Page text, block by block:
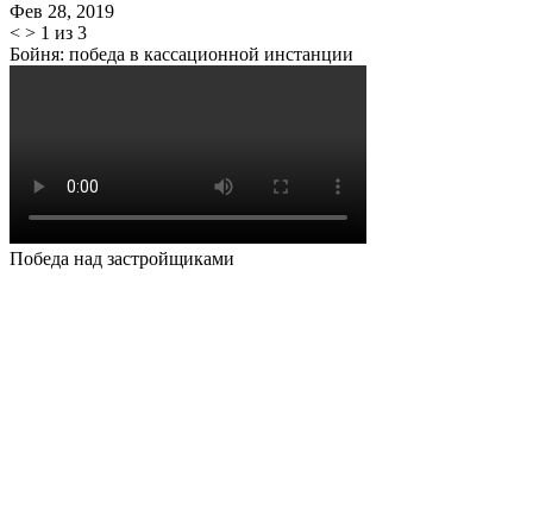
Фев 28, 2019
< > 1 из 3
Бойня: победа в кассационной инстанции
Победа над застройщиками